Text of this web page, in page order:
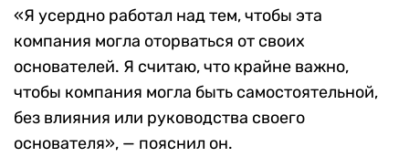
«Я усердно работал над тем, чтобы эта
компания могла оторваться от своих
основателей. Я считаю, что крайне важно,
чтобы компания могла быть самостоятельной,
без влияния или руководства своего
основателя», — пояснил он.